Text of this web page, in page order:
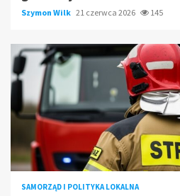
Szymon Wilk 21 czerwca 2026 145
SAMORZĄD I POLITYKA LOKALNA